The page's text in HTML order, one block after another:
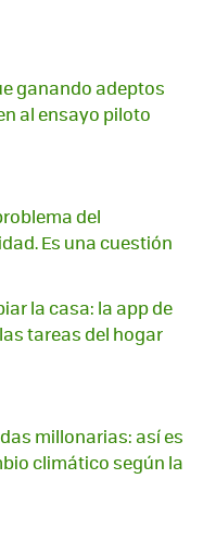
ganando adeptos
al ensayo piloto
del
Es una cuestión
la casa: la app de
tareas del hogar
millonarias: así es
climático según la